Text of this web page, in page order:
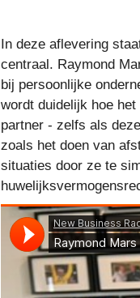
In deze aflevering
centraal. Raymond
bij persoonlijke
wordt duidelijk hoe
partner - zelfs als
zoals het doen van
situaties door ze te